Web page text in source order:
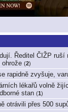
Ředitel ČIŽP ruší
(2)
rapidně zvyšuje,
lékařů volně
stan (1 )
otrávili přes 500